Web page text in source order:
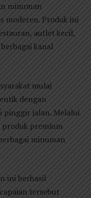
minuman
moderen. Produk ini
autlet kecil,
kanal
mulai
dengan
pinggir jalan. Melalui
produk premium
minuman
ini berhasil
tersebut